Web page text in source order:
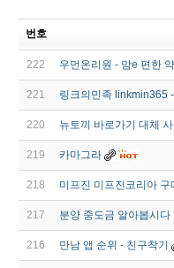
번호
222 우먼온리원 - 맘e 편한
221 링크의민족 linkmin365
220 뉴토끼 바로가기 대체
219 카마그라
218 미프진 미프진코리아
217 분양 중도금 알아봅시
216 만남 앱 순위 - 친­구­착­기